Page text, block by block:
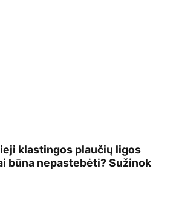
klastingos plaučių ligos
būna nepastebėti? Sužinok